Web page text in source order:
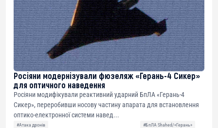
Росіяни модернізували фюзеляж «Герань-4 Сикер»
для оптичного наведення
Росіяни модифікували реактивний ударний БпЛА «Герань-4
Сикер», переробивши носову частину апарата для встановлення
оптико-електронної системи навед...
#Атака дронів
#БпЛА Shahed/«Герань»